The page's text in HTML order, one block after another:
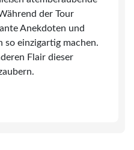
all seinen Facetten
und voller
Hauptstadt
des Tejo und erstreckt sich
der Tour
Anekdoten und
so einzigartig machen.
Flair dieser